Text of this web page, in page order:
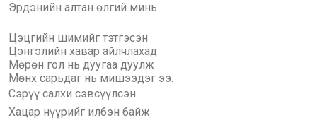
Эрдэнийн алтан өлгий минь.
Цэцгийн шимийг тэтгэсэн
Цэнгэлийн хавар айлчлахад
Мөрөн гол нь дуугаа дуулж
Мөнх сарьдаг нь мишээдэг ээ.
Сэрүү салхи сэвсүүлсэн
Хацар нүүрийг илбэн байж